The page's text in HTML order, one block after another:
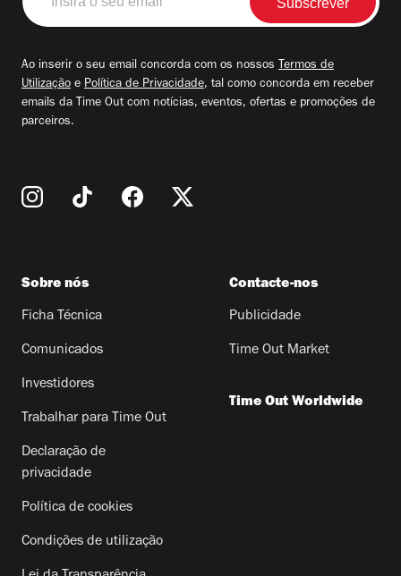
o
seu
Ao inserir o seu email concorda com os nossos Termos de
Utilização e Política de Privacidade, tal como concorda em receber
emails da Time Out com notícias, eventos, ofertas e promoções de
parceiros.
Sobre nós
Ficha Técnica
Comunicados
Investidores
Trabalhar para Time Out
Declaração de
privacidade
Política de cookies
Condições de utilização
Contacte-nos
Publicidade
Time Out Market
Time Out Worldwide